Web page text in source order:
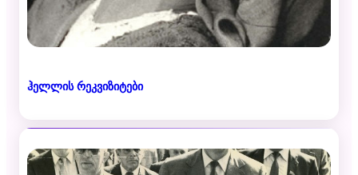
ჰელლის რეკვიზიტები